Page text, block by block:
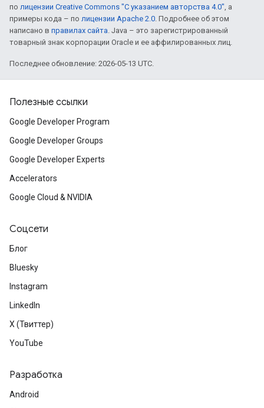
по лицензии Creative Commons "С указанием авторства 4.0", а
примеры кода – по лицензии Apache 2.0. Подробнее об этом
написано в правилах сайта. Java – это зарегистрированный
товарный знак корпорации Oracle и ее аффилированных лиц.
Последнее обновление: 2026-05-13 UTC.
Полезные ссылки
Google Developer Program
Google Developer Groups
Google Developer Experts
Accelerators
Google Cloud & NVIDIA
Соцсети
Блог
Bluesky
Instagram
LinkedIn
X (Твиттер)
YouTube
Разработка
Android